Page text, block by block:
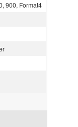
900, Format4